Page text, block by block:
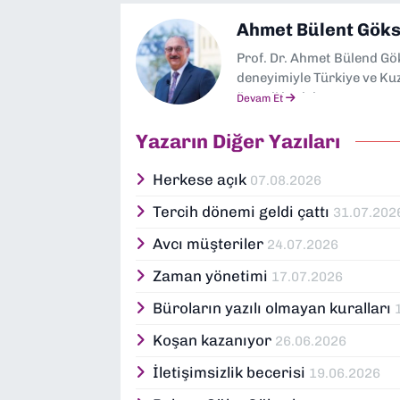
Ahmet Bülent
Prof. Dr. Ahmet Bülend
deneyimiyle Türkiye ve
önemli katkılar sunmuş
yöneticilik görevleriyle
rektörü olarak bilim
alanında uzmanlaşan
ödül ve plaketle
halkla ilişkiler
Devam Et
Yazarın Diğer Yazıları
Herkese açık 07.08.2026
Tercih dönemi geldi çattı
Avcı müşteriler 24.07.2026
Zaman yönetimi 17.07.2026
Büroların yazılı olmayan kuralları
Koşan kazanıyor 26.06.2026
İletişimsizlik becerisi 19.06.2026